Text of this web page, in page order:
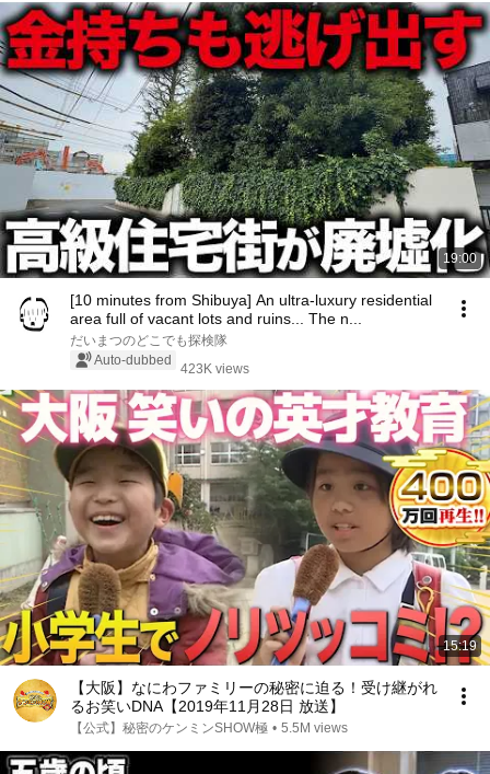
19:00
[10 minutes from Shibuya] An ultra-luxury residential
area full of vacant lots and ruins... The n...
だいまつのどこでも探検隊
Auto-dubbed
423K views
15:19
【大阪】なにわファミリーの秘密に迫る！受け継がれ
るお笑いDNA【2019年11月28日 放送】
【公式】秘密のケンミンSHOW極 • 5.5M views